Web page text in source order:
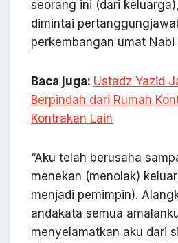
seorang ini (dari
dimintai
perkembangan umat Nabi
Baca juga: Ustadz Yazid
Berpindah dari Rumah
Kontrakan Lain
“Aku telah berusaha
menekan (menolak)
menjadi pemimpin).
andakata semua
menyelamatkan aku dari